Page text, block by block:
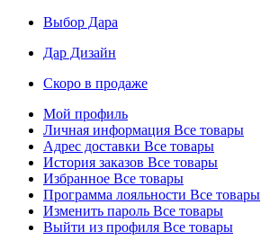
Выбор Дара
Дар Дизайн
Скоро в продаже
Мой профиль
Личная информация Все товары
Адрес доставки Все товары
История заказов Все товары
Избранное Все товары
Программа лояльности Все товары
Изменить пароль Все товары
Выйти из профиля Все товары